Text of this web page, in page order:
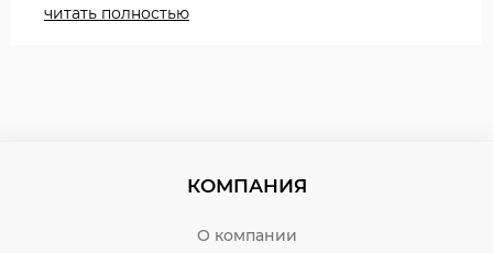
• нетоксичность,
Всё это позволяет применять клеящий аксессуар в
читать полностью
КОМПАНИЯ
О компании